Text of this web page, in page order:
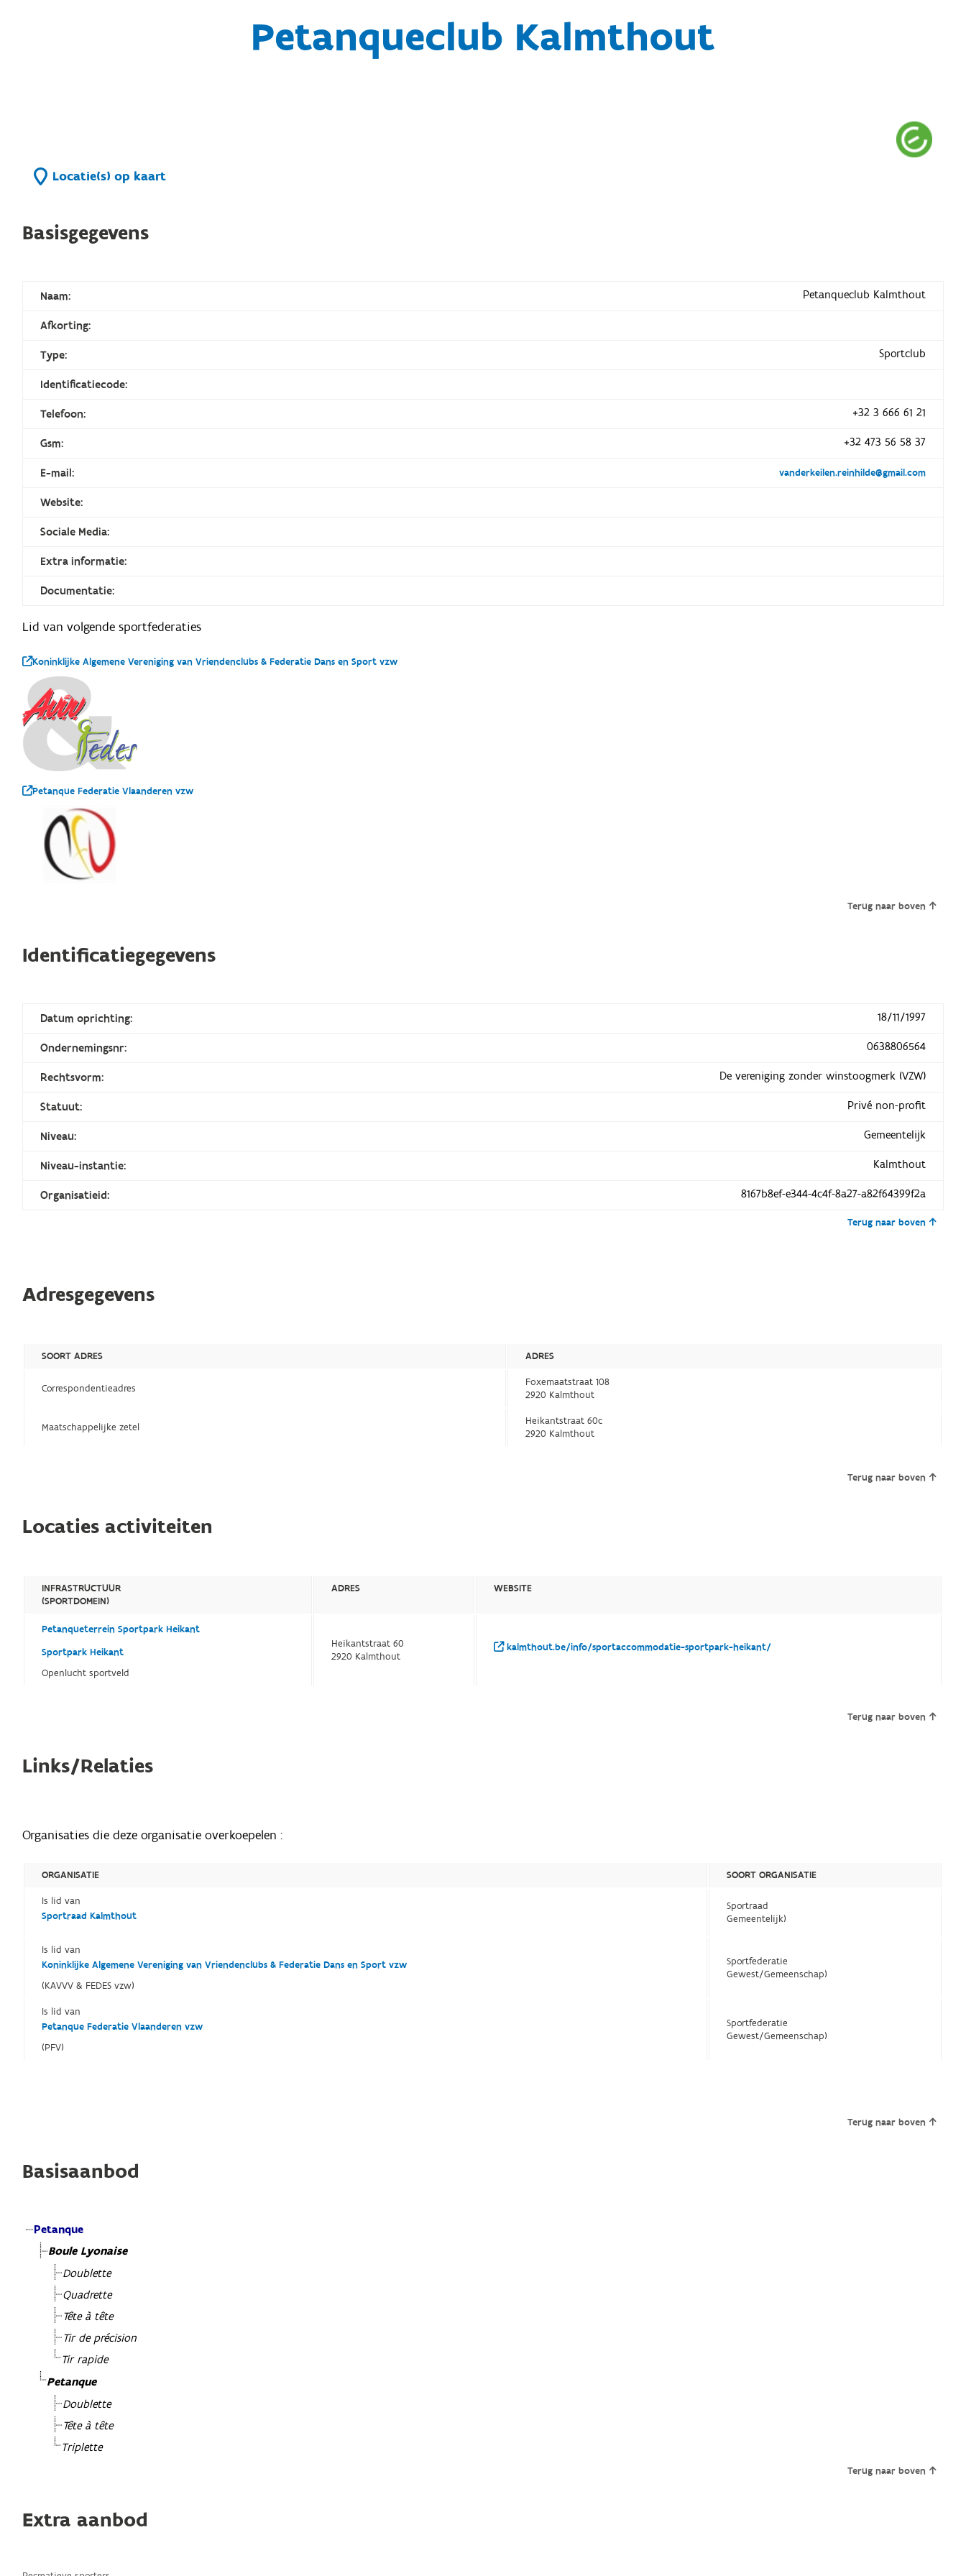
Petanqueclub Kalmthout
Locatie(s) op kaart
Basisgegevens
Naam: Petanqueclub Kalmthout
Afkorting:
Type: Sportclub
Identificatiecode:
Telefoon: +32 3 666 61 21
Gsm: +32 473 56 58 37
E-mail: vanderkeilen.reinhilde@gmail.com
Website:
Sociale Media:
Extra informatie:
Documentatie:
Lid van volgende sportfederaties
Koninklijke Algemene Vereniging van Vriendenclubs & Federatie Dans en Sport vzw
Petanque Federatie Vlaanderen vzw
Terug naar boven
Identificatiegegevens
Datum oprichting: 18/11/1997
Ondernemingsnr: 0638806564
Rechtsvorm: De vereniging zonder winstoogmerk (VZW)
Statuut: Privé non-profit
Niveau: Gemeentelijk
Niveau-instantie: Kalmthout
Organisatieid: 8167b8ef-e344-4c4f-8a27-a82f64399f2a
Terug naar boven
Adresgegevens
SOORT ADRES ADRES
Correspondentieadres
Foxemaatstraat 108
2920 Kalmthout
Maatschappelijke zetel
Heikantstraat 60c
2920 Kalmthout
Terug naar boven
Locaties activiteiten
INFRASTRUCTUUR
(SPORTDOMEIN)
ADRES WEBSITE
Petanqueterrein Sportpark Heikant
Sportpark Heikant
Openlucht sportveld
Heikantstraat 60
2920 Kalmthout
kalmthout.be/info/sportaccommodatie-sportpark-heikant/
Terug naar boven
Links/Relaties
Organisaties die deze organisatie overkoepelen :
ORGANISATIE
SOORT ORGANISATIE
Is lid van
Sportraad Kalmthout
Sportraad
Gemeentelijk)
Is lid van
Koninklijke Algemene Vereniging van Vriendenclubs & Federatie Dans en Sport vzw
(KAVVV & FEDES vzw)
Sportfederatie
Gewest/Gemeenschap)
Is lid van
Petanque Federatie Vlaanderen vzw
(PFV)
Sportfederatie
Gewest/Gemeenschap)
Terug naar boven
Basisaanbod
Petanque
Boule Lyonaise
Doublette
Quadrette
Tête à tête
Tir de précision
Tir rapide
Petanque
Doublette
Tête à tête
Triplette
Terug naar boven
Extra aanbod